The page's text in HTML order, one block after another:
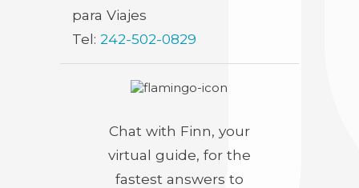
window)
para Viajes
Tel: 242-502-0829
Chat with Finn, your
virtual guide, for the
fastest answers to